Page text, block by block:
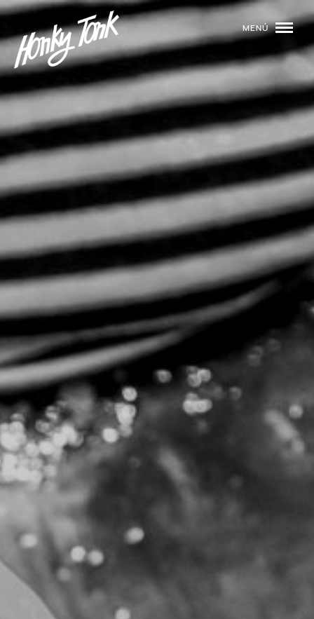
MENÚ
PROGRAMACIÓN
02 DJS
03 EVENTOS
04 TOCA CON NOSOTROS
05 QUIÉNES SOMOS
NUESTRA HISTORIA RIDER TÉCNICO
DE IMÁGENES
06 CONTACTO